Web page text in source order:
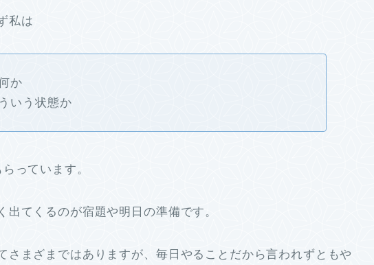
私は
か
いう状態か
っています。
出てくるのが宿題や明日の準備です。
さまざまではありますが、毎日やることだから言われずともや